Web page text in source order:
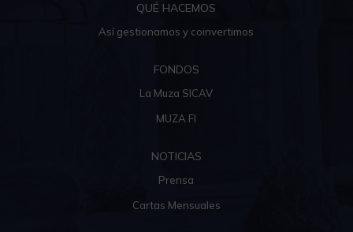
QUÉ HACEMOS
Así gestionamos y coinvertimos
FONDOS
La Muza SICAV
MUZA FI
NOTICIAS
Prensa
Cartas Mensuales